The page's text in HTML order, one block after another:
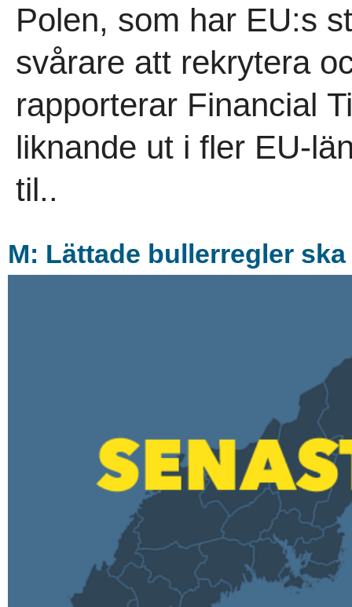
Polen, som har EU:s
svårare att rekrytera
rapporterar Financial
liknande ut i fler EU-
til..
M: Lättade bullerregler